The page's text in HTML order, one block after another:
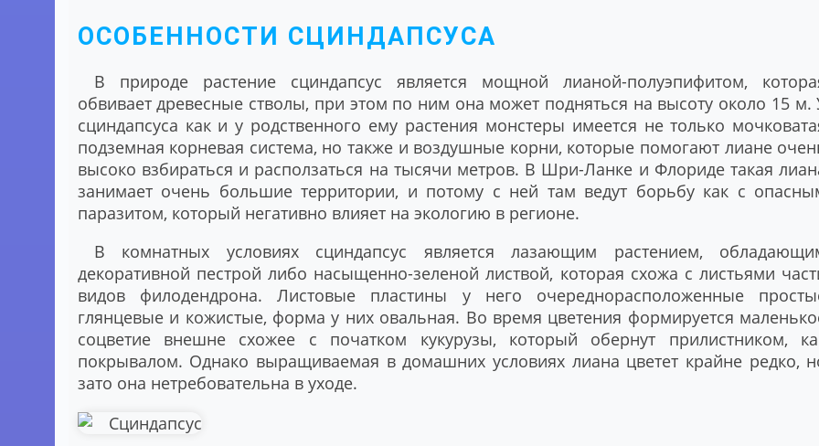
ОСОБЕННОСТИ СЦИНДАПСУСА
В природе растение сциндапсус является мощной лианой-полуэпифитом,
обвивает древесные стволы, при этом по ним она может подняться на высоту около 15 м.
сциндапсуса как и у родственного ему растения монстеры имеется не только
подземная корневая система, но также и воздушные корни, которые помогают лиане
высоко взбираться и расползаться на тысячи метров. В Шри-Ланке и Флориде такая
занимает очень большие территории, и потому с ней там ведут борьбу как с
паразитом, который негативно влияет на экологию в регионе.
В комнатных условиях сциндапсус является лазающим растением,
декоративной пестрой либо насыщенно-зеленой листвой, которая схожа с листьями
видов филодендрона. Листовые пластины у него очереднорасположенные
глянцевые и кожистые, форма у них овальная. Во время цветения формируется
соцветие внешне схожее с початком кукурузы, который обернут прилистником,
покрывалом. Однако выращиваемая в домашних условиях лиана цветет крайне редко,
зато она нетребовательна в уходе.